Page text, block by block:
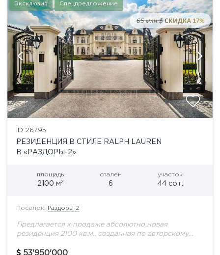
Эксклюзив Спецпредложение
ID 26795
РЕЗИДЕНЦИЯ В СТИЛЕ RALPH LAUREN
В «РАЗДОРЫ-2»
площадь
2100 м2
спален
6
участок
44 сот.
Посёлок: Раздоры-2
Предлагается к продаже абсолютно новая
резиденция 2100 кв.м., созданная по авторскому
архитектуры с интерьером в эстетике Ralph Lauren.
53'950'000